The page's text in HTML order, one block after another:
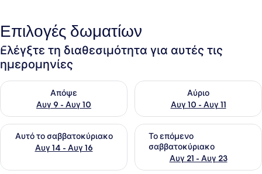
Επιλογές δωματίων
Ελέγξτε τη διαθεσιμότητα για αυτές τις
ημερομηνίες
Απόψε
Αυγ 9 - Αυγ 10
Έλεγχος διαθεσιμότητας για απόψε Αυγ 9 - Αυγ 10
Αύριο
Αυγ 10 - Αυγ 11
Έλεγχος διαθεσιμότητας
Αυτό το σαββατοκύριακο
Αυγ 14 - Αυγ 16
Έλεγχος διαθεσιμότητας για αυτό το σαββατοκύριακο Αυγ
Το επόμενο
σαββατοκύριακο
Αυγ 21 - Αυγ 23
Έλεγχος διαθεσιμότητας